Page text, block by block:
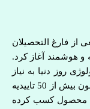
جمعی از فارغ التحصیلان
هوشمند آغاز کرد.
روز دنیا به نیاز
های بازار و صنایع مختلف بود. این شرکت تاکنون بیش از 50 تاییدیه
محصول کسب کرده